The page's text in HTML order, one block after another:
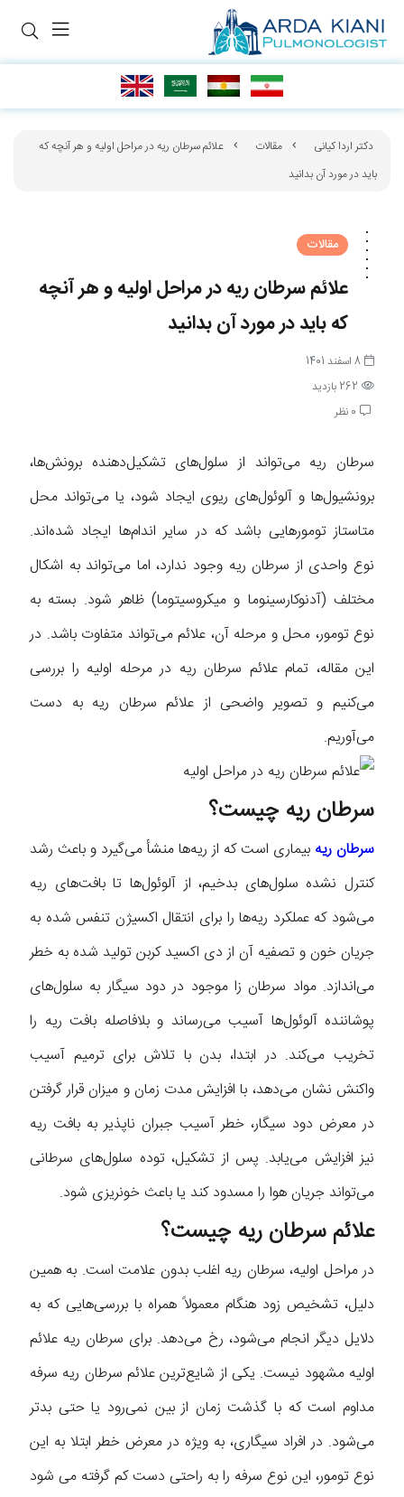
دکتر اردا کیانی مقالات
علائم سرطان ریه در مراحل اولیه و هر آنچه که
باید در مورد آن بدانید
مقالات
علائم سرطان ریه در مراحل اولیه و هر آنچه
که باید در مورد آن بدانید
8 اسفند 1401
262 بازدید
0 نظر
سرطان ریه می‌تواند از سلول‌های تشکیل‌دهنده برونش‌ها،
برونشیول‌ها و آلوئول‌های ریوی ایجاد شود، یا می‌تواند محل
متاستاز تومورهایی باشد که در سایر اندام‌ها ایجاد شده‌اند.
نوع واحدی از سرطان ریه وجود ندارد، اما می‌تواند به اشکال
مختلف (آدنوکارسینوما و میکروسیتوما) ظاهر شود. بسته به
نوع تومور، محل و مرحله آن، علائم می‌تواند متفاوت باشد. در
این مقاله، تمام علائم سرطان ریه در مرحله اولیه را بررسی
می‌کنیم و تصویر واضحی از علائم سرطان ریه به دست
می‌آوریم.
سرطان ریه چیست؟
سرطان ریه بیماری است که از ریه‌ها منشأ می‌گیرد و باعث رشد
کنترل نشده سلول‌های بدخیم، از آلوئول‌ها تا بافت‌های ریه
می‌شود که عملکرد ریه‌ها را برای انتقال اکسیژن تنفس شده به
جریان خون و تصفیه آن از دی اکسید کربن تولید شده به خطر
می‌اندازد. مواد سرطان زا موجود در دود سیگار به سلول‌های
پوشاننده آلوئول‌ها آسیب می‌رساند و بلافاصله بافت ریه را
تخریب می‌کند. در ابتدا، بدن با تلاش برای ترمیم آسیب
واکنش نشان می‌دهد، با افزایش مدت زمان و میزان قرار گرفتن
در معرض دود سیگار، خطر آسیب جبران ناپذیر به بافت ریه
نیز افزایش می‌یابد. پس از تشکیل، توده سلول‌های سرطانی
می‌تواند جریان هوا را مسدود کند یا باعث خونریزی شود.
علائم سرطان ریه چیست؟
در مراحل اولیه، سرطان ریه اغلب بدون علامت است. به همین
دلیل، تشخیص زود هنگام معمولاً همراه با بررسی‌هایی که به
دلایل دیگر انجام می‌شود، رخ می‌دهد. برای سرطان ریه علائم
اولیه مشهود نیست. یکی از شایع‌ترین علائم سرطان ریه سرفه
مداوم است که با گذشت زمان از بین نمی‌رود یا حتی بدتر
می‌شود. در افراد سیگاری، به ویژه در معرض خطر ابتلا به این
نوع تومور، این نوع سرفه را به راحتی دست کم گرفته می شود